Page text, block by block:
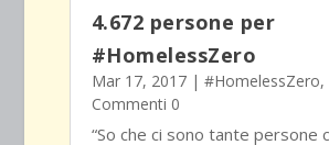
4.672 persone per
#HomelessZero
Mar 17, 2017| #HomelessZero,
Commenti 0
“So che ci sono tante persone